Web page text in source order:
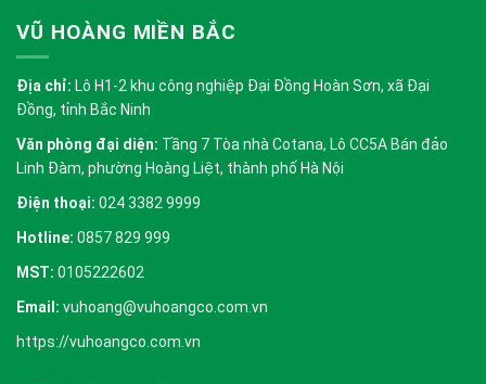
VŨ HOÀNG MIỀN BẮC
Địa chỉ: Lô H1-2 khu công nghiệp Đại Đồng Hoàn Sơn, xã Đại
Đồng, tỉnh Bắc Ninh
Văn phòng đại diện: Tầng 7 Tòa nhà Cotana, Lô CC5A Bán đảo
Linh Đàm, phường Hoàng Liệt, thành phố Hà Nội
Điện thoại: 024 3382 9999
Hotline: 0857 829 999
MST: 0105222602
Email: vuhoang@vuhoangco.com.vn
https://vuhoangco.com.vn